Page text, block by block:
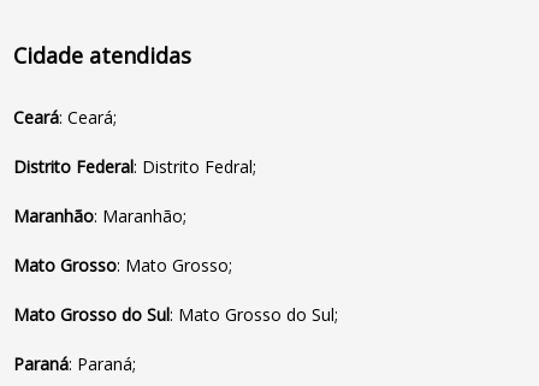
Cidade atendidas
Ceará: Ceará;
Distrito Federal: Distrito Fedral;
Maranhão: Maranhão;
Mato Grosso: Mato Grosso;
Mato Grosso do Sul: Mato Grosso do Sul;
Paraná: Paraná;